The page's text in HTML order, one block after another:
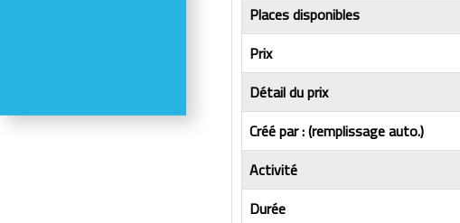
Places disponibles
Prix
Détail du prix
Créé par : (remplissage auto.)
Activité
Durée